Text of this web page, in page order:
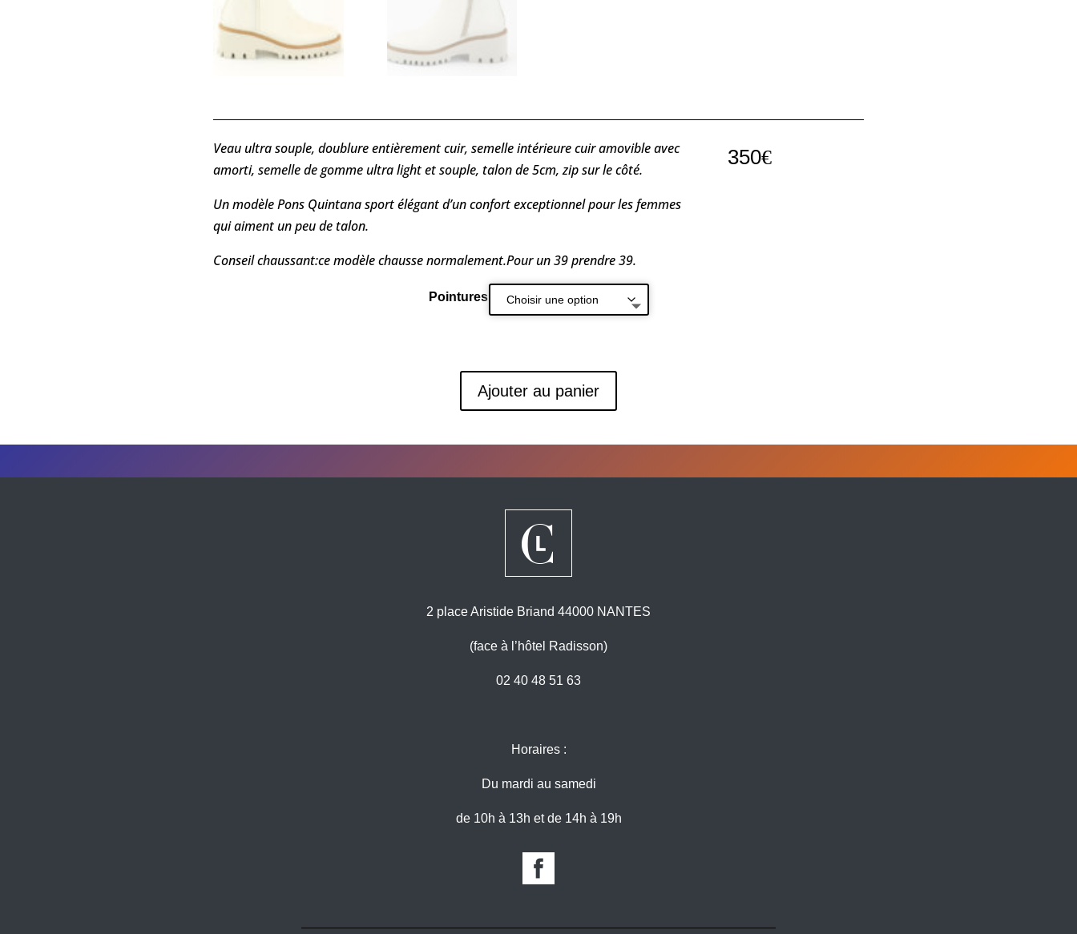
Veau ultra souple, doublure entièrement cuir, semelle intérieure cuir amovible avec
amorti, semelle de gomme ultra light et souple, talon de 5cm, zip sur le côté.
Un modèle Pons Quintana sport élégant d’un confort exceptionnel pour les femmes
qui aiment un peu de talon.
Conseil chaussant:ce modèle chausse normalement.Pour un 39 prendre 39.
350€
Pointures
Ajouter au panier
2 place Aristide Briand 44000 NANTES
(face à l’hôtel Radisson)
02 40 48 51 63
Horaires :
Du mardi au samedi
de 10h à 13h et de 14h à 19h